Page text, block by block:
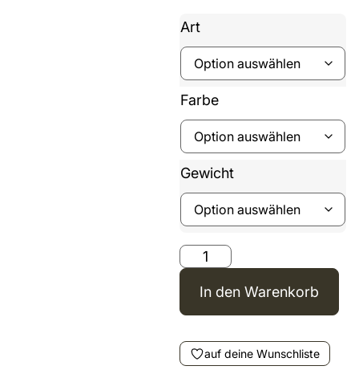
Art
Farbe
Gewicht
In den Warenkorb
auf deine Wunschliste